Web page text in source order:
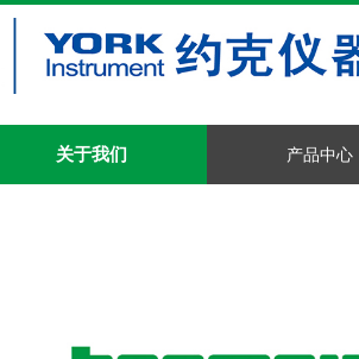
关于我们 产品中心